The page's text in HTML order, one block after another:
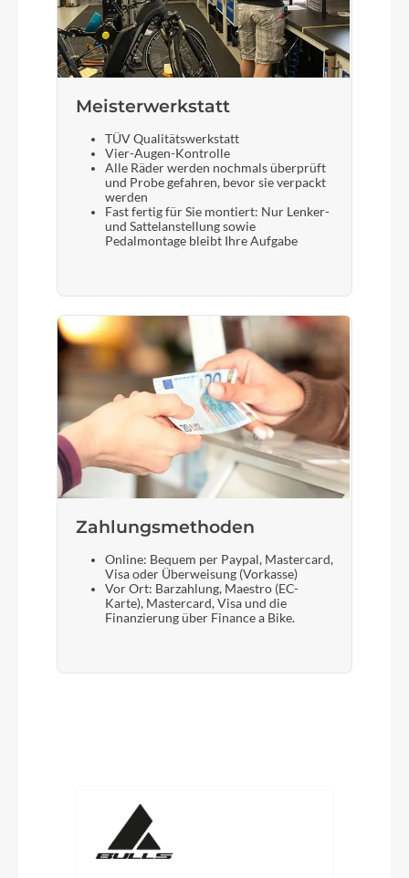
Meisterwerkstatt
TÜV Qualitätswerkstatt
Vier-Augen-Kontrolle
Alle Räder werden nochmals überprüft
und Probe gefahren, bevor sie verpackt
werden
Fast fertig für Sie montiert: Nur Lenker-
und Sattelanstellung sowie
Pedalmontage bleibt Ihre Aufgabe
Zahlungsmethoden
Online: Bequem per Paypal, Mastercard,
Visa oder Überweisung (Vorkasse)
Vor Ort: Barzahlung, Maestro (EC-
Karte), Mastercard, Visa und die
Finanzierung über Finance a Bike.